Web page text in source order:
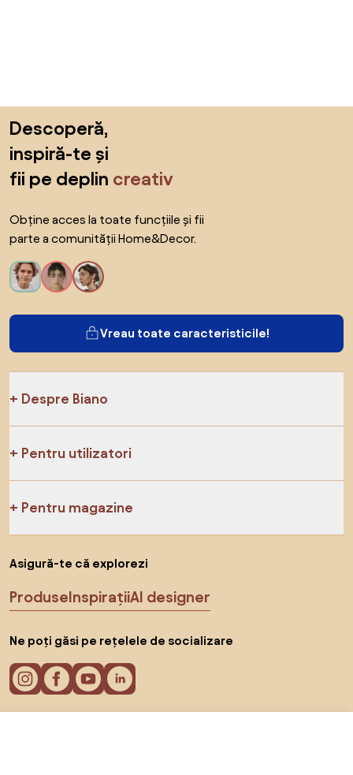
Descoperă,
inspiră-te și
fii pe deplin creativ
Obține acces la toate funcțiile și fii
parte a comunității Home&Decor.
Vreau toate caracteristicile!
Despre Biano
Pentru utilizatori
Pentru magazine
Asigură-te că explorezi
ProduseInspirațiiAI designer
Ne poți găsi pe rețelele de socializare